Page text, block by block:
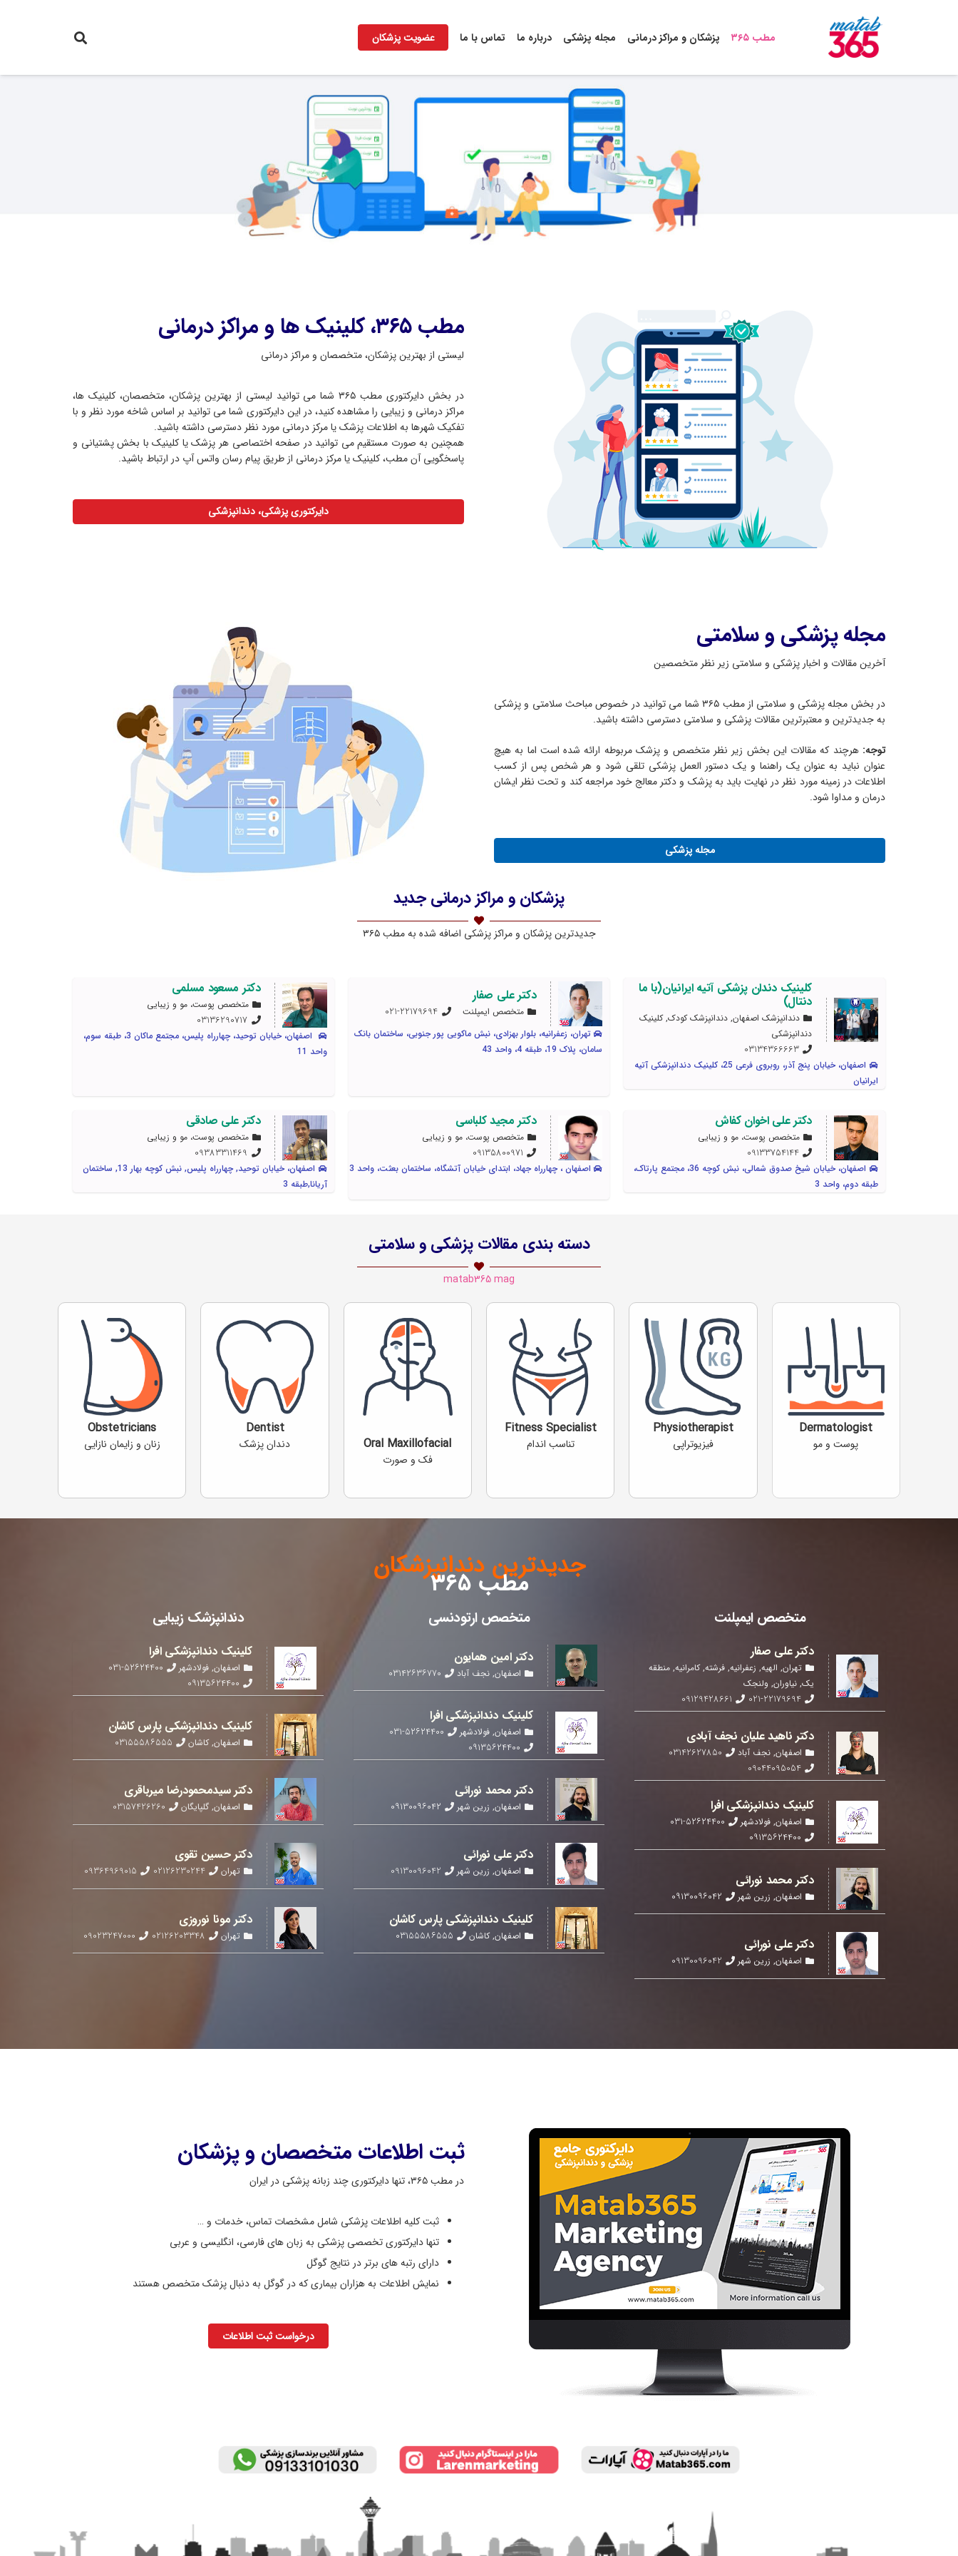
مطب ۳۶۵ پزشکان و مراکز درمانی مجله پزشکی درباره ما تماس با ما عضویت پزشکان
مطب ۳۶۵، کلینیک ها و مراکز درمانی
لیستی از بهترین پزشکان، متخصصان و مراکز درمانی
در بخش دایرکتوری مطب ۳۶۵ شما می توانید لیستی از بهترین پزشکان، متخصصان، کلینیک ها،
مراکز درمانی و زیبایی را مشاهده کنید، در این دایرکتوری شما می توانید بر اساس شاخه مورد نظر و با
تفکیک شهرها به اطلاعات پزشک یا مرکز درمانی مورد نظر دسترسی داشته باشید.
همچنین به صورت مستقیم می توانید در صفحه اختصاصی هر پزشک یا کلینیک با بخش پشتیانی و
پاسخگویی آن مطب، کلینیک یا مرکز درمانی از طریق پیام رسان واتس آپ در ارتباط باشید.
دایرکتوری پزشکی، دندانپزشکی
مجله پزشکی و سلامتی
آخرین مقالات و اخبار پزشکی و سلامتی زیر نظر متخصصین
در بخش مجله پزشکی و سلامتی از مطب ۳۶۵ شما می توانید در خصوص مباحث سلامتی و پزشکی
به جدیدترین و معتبرترین مقالات پزشکی و سلامتی دسترسی داشته باشید.
توجه: هرچند که مقالات این بخش زیر نظر متخصص و پزشک مربوطه ارائه شده است اما به هیچ
عنوان نباید به عنوان یک راهنما و یک دستور العمل پزشکی تلقی شود و هر شخص پس از کسب
اطلاعات در زمینه مورد نظر در نهایت باید به پزشک و دکتر معالج خود مراجعه کند و تحت نظر ایشان
درمان و مداوا شود.
مجله پزشکی
پزشکان و مراکز درمانی جدید
جدیدترین پزشکان و مراکز پزشکی اضافه شده به مطب ۳۶۵
کلینیک دندان پزشکی آتیه ایرانیان(با ما
دنتال)
دندانپزشک اصفهان, دندانپزشک کودک,کلینیک
دندانپزشکی
03134366663
اصفهان، خیابان پنج آذر، روبروی فرعی 25، کلينيک دندانپزشکی آتیه
ایرانیان
دکتر علی صفار
متخصص ایمپلنت 021-22179694
تهران، زعفرانیه، بلوار بهزادی، نبش ماکویی پور جنوبی، ساختمان بانک
سامان، پلاک 19، طبقه 4، واحد 43
دکتر مسعود مسلمی
متخصص پوست، مو و زیبایی
03136290717
اصفهان، خیابان توحید، چهارراه پلیس، مجتمع ماکان 3، طبقه سوم،
واحد 11
دکتر علی اخوان کفاش
متخصص پوست، مو و زیبایی
09133754144
اصفهان، خیابان شیخ صدوق شمالی، نبش کوچه 36، مجتمع پارتاک،
طبقه دوم، واحد 3
دکتر مجید کلباسی
متخصص پوست، مو و زیبایی
09135800971
اصفهان ، چهارراه جهاد، ابتدای خیابان آتشگاه، ساختمان بعثت، واحد 3
دکتر علی صادقی
متخصص پوست، مو و زیبایی
09383311469
اصفهان، خیابان توحید, چهارراه پلیس, نبش کوچه بهار 13, ساختمان
آریانا,طبقه 3
دسته بندی مقالات پزشکی و سلامتی
matab365 mag
Dermatologist
پوست و مو
Physiotherapist
فیزیوتراپی
Fitness Specialist
تناسب اندام Oral Maxillofacial
فک و صورت
Dentist
دندان پزشک
Obstetricians
زنان و زایمان نازایی
جدیدترین دندانپزشکان
مطب ۳۶۵
متخصص ایمپلنت
دکتر علی صفار
تهران, الهیه, زعفرانیه, فرشته,کامرانیه, منطقه
یک,نیاوران, ولنجک
021-22179694
09129428661
دکتر ناهید علیان نجف آبادی
اصفهان, نجف آباد
03142627850
09044095054
کلینیک دندانپزشکی افرا
اصفهان, فولادشهر
۰۳۱-۵۲۶۲۴۴۰۰
۰۹۱۳۵۶۲۴۴۰۰
دکتر محمد نورائی
اصفهان, زرین شهر ۰۹۱۳۰۰۹۶۰۴۲
دکتر علی نورائی
اصفهان, زرین شهر 09130096042
متخصص ارتودنسی
دکتر امین همایون
اصفهان, نجف آباد ۰۳۱۴۲۶۳۶۷۷۰
کلینیک دندانپزشکی افرا
اصفهان, فولادشهر
۰۳۱-۵۲۶۲۴۴۰۰
۰۹۱۳۵۶۲۴۴۰۰
دکتر محمد نورائی
اصفهان, زرین شهر ۰۹۱۳۰۰۹۶۰۴۲
دکتر علی نورائی
اصفهان, زرین شهر 09130096042
کلینیک دندانپزشکی پارس کاشان
اصفهان,کاشان ۰۳۱۵۵۵۸۶۵۵۵
دندانپزشک زیبایی
کلینیک دندانپزشکی افرا
اصفهان, فولادشهر
۰۳۱-۵۲۶۲۴۴۰۰
۰۹۱۳۵۶۲۴۴۰۰
کلینیک دندانپزشکی پارس کاشان
اصفهان,کاشان ۰۳۱۵۵۵۸۶۵۵۵
دکتر سیدمحمودرضا میرباقری
اصفهان, گلپایگان 03157426260
دکتر حسین تقوی
تهران 02126230244
09364969015
دکتر مونا نوروزی
تهران 02126203348
09023247000
ثبت اطلاعات متخصصان و پزشکان
در مطب ۳۶۵، تنها دایرکتوری چند زبانه پزشکی در ایران
ثبت کلیه اطلاعات پزشکی شامل مشخصات تماس، خدمات و …
تنها دایرکتوری تخصصی پزشکی به زبان های فارسی، انگلیسی و عربی
دارای رتبه های برتر در نتایج گوگل
نمایش اطلاعات به هزاران بیماری که در گوگل به دنبال پزشک متخصص هستند
درخواست ثبت اطلاعات